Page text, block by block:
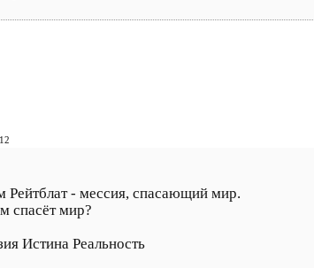
- мессия, спасающий мир.
спасёт мир?
Истина Реальность